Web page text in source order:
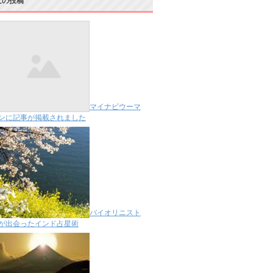
マイナビウーマ
に記事が掲載されました
バイオリニスト
出会ったインド占星術